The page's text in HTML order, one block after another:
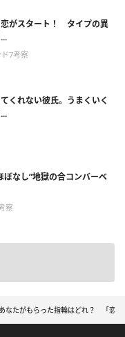
がスタート！ タイプの異
7考察
くれない彼氏。うまくいく
ぼなし”地獄の合コンバーベ
察
あなたがもらった指輪はどれ？ 「恋